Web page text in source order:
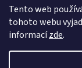
Tento web
tohoto webu
informacízde.